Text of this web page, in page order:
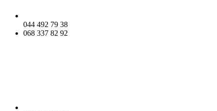
044 492 79 38
068 337 82 92